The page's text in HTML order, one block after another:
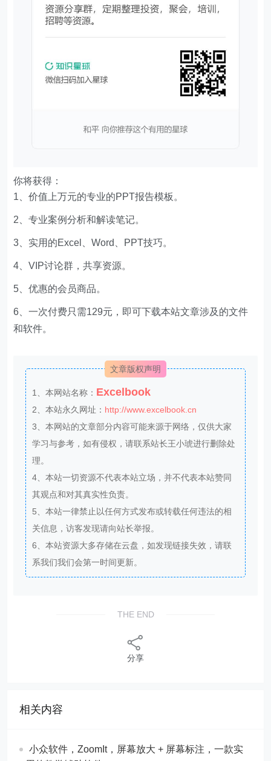
你将获得：
1、价值上万元的专业的PPT报告模板。
2、专业案例分析和解读笔记。
3、实用的Excel、Word、PPT技巧。
4、VIP讨论群，共享资源。
5、优惠的会员商品。
6、一次付费只需129元，即可下载本站文章涉及的文件
和软件。
文章版权声明
1、本网站名称： Excelbook
2、本站永久网址： http://www.excelbook.cn
3、本网站的文章部分内容可能来源于网络，仅供大家
学习与参考，如有侵权，请联系站长王小琥进行删除处
理。
4、本站一切资源不代表本站立场，并不代表本站赞同
其观点和对其真实性负责。
5、本站一律禁止以任何方式发布或转载任何违法的相
关信息，访客发现请向站长举报。
6、本站资源大多存储在云盘，如发现链接失效，请联
系我们我们会第一时间更新。
THE END
分享
相关内容
​​小众软件，ZoomIt，屏幕放大 + 屏幕标注，一款实